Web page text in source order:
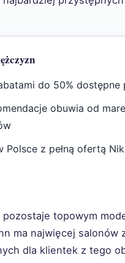
do 50%
obuwia od
Polsce z pełną ofertą
topowym
ma najwięcej
dla klientek z tego